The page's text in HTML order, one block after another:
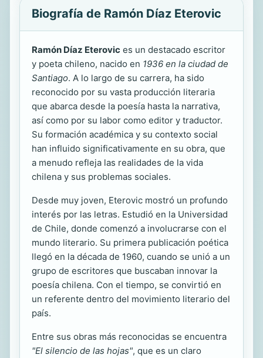
Biografía de Ramón Díaz Eterovic
Ramón Díaz Eterovic es un destacado escritor
y poeta chileno, nacido en 1936 en la ciudad de
Santiago. A lo largo de su carrera, ha sido
reconocido por su vasta producción literaria
que abarca desde la poesía hasta la narrativa,
así como por su labor como editor y traductor.
Su formación académica y su contexto social
han influido significativamente en su obra, que
a menudo refleja las realidades de la vida
chilena y sus problemas sociales.
Desde muy joven, Eterovic mostró un profundo
interés por las letras. Estudió en la Universidad
de Chile, donde comenzó a involucrarse con el
mundo literario. Su primera publicación poética
llegó en la década de 1960, cuando se unió a un
grupo de escritores que buscaban innovar la
poesía chilena. Con el tiempo, se convirtió en
un referente dentro del movimiento literario del
país.
Entre sus obras más reconocidas se encuentra
"El silencio de las hojas", que es un claro